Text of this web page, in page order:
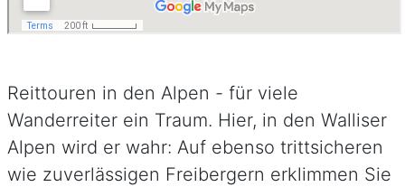
Reittouren in den Alpen - für viele
Wanderreiter ein Traum. Hier, in den Walliser
Alpen wird er wahr: Auf ebenso trittsicheren
wie zuverlässigen Freibergern erklimmen Sie